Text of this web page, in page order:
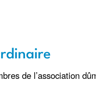
de l’association